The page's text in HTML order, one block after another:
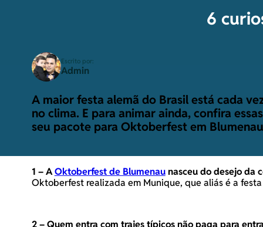
6
Escrito por:
Admin
A maior festa alemã do Brasil está cada
no clima. E para animar ainda, confira
seu pacote para Oktoberfest em Blumenau
1 –AOktoberfest de Blumenaunasceu do desejo da
Oktoberfest realizada em Munique, que aliás é a
2 –Quem entra com trajes típicos não paga para